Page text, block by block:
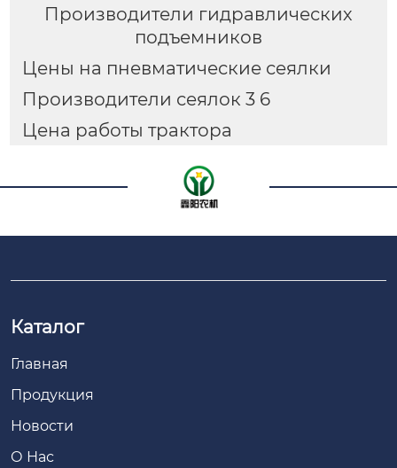
Производители гидравлических
подъемников
Цены на пневматические сеялки
Производители сеялок 3 6
Цена работы трактора
Каталог
Главная
Продукция
Новости
О Нас